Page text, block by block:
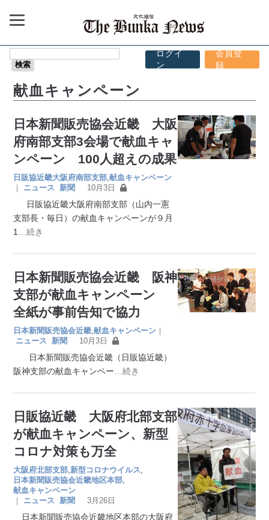
ログイ
ン
会員登
録
献血キャンペーン
日本新聞販売協会近畿 大阪
府南部支部3会場で献血キャ
ンペーン 100人超えの成果
日販協近畿大阪府南部支部 ,献血キャンペーン
｜
ニュース 新聞 10月3日
日販協近畿大阪府南部支部（山内一憲
支部長・毎日）の献血キャンペーンが９月
1
…続き
日本新聞販売協会近畿 阪神
支部が献血キャンペーン
全紙が事前告知で協力
日本新聞販売協会近畿 ,献血キャンペーン ｜
ニュース
新聞 10月3日
日本新聞販売協会近畿（日販協近畿）
阪神支部の献血キャンペー …続き
日販協近畿 大阪府北部支部
が献血キャンペーン、新型
コロナ対策も万全
大阪府北部支部 新型コロナウイルス
日本新聞販売協会近畿地区本部
献血キャンペーン
｜
ニュース 新聞 3月26日
日本新聞販売協会近畿地区本部の大阪府